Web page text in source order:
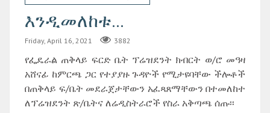
እንዲመለከቱ...
Friday, April 16, 2021 3882
የፌዴራል ጠቅላይ ፍርድ ቤት ፕሬዝደንት ክብርት ወ/ሮ መዓዛ
አሸናፊ ከምርጫ ጋር የተያያዙ ጉዳዮች የሚታዩባቸው ችሎቶች
በጠቅላይ ፍ/ቤት መደራጀታቸውን አፈጻጸማቸውን በተመለከተ
ለፕሬዝደንት ጽ/ቤትና ለሬዲስትራሮች የስራ አቅጣጫ ሰጡ፡፡